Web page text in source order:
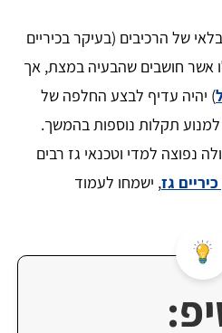
של הרכיבים (בעיקר בכיריים
אשר חושבים שהבעיה במצת, אך
) יהיה עדיף לבצע החלפה של
תקלות נוספות בהמשך.
נפוצה למדי וטכנאי גז רבים
גז, ישמחו לעמוד